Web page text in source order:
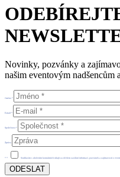
Novinky, pozvánky a
našim eventovým nadšencům
Jméno *
E-mail *
Společnost *
Zpráva
* * Souhlasím s uložením kontaktních údajů za účelem zasílání informací, pozvánek a zajímavostí z
ODESLAT